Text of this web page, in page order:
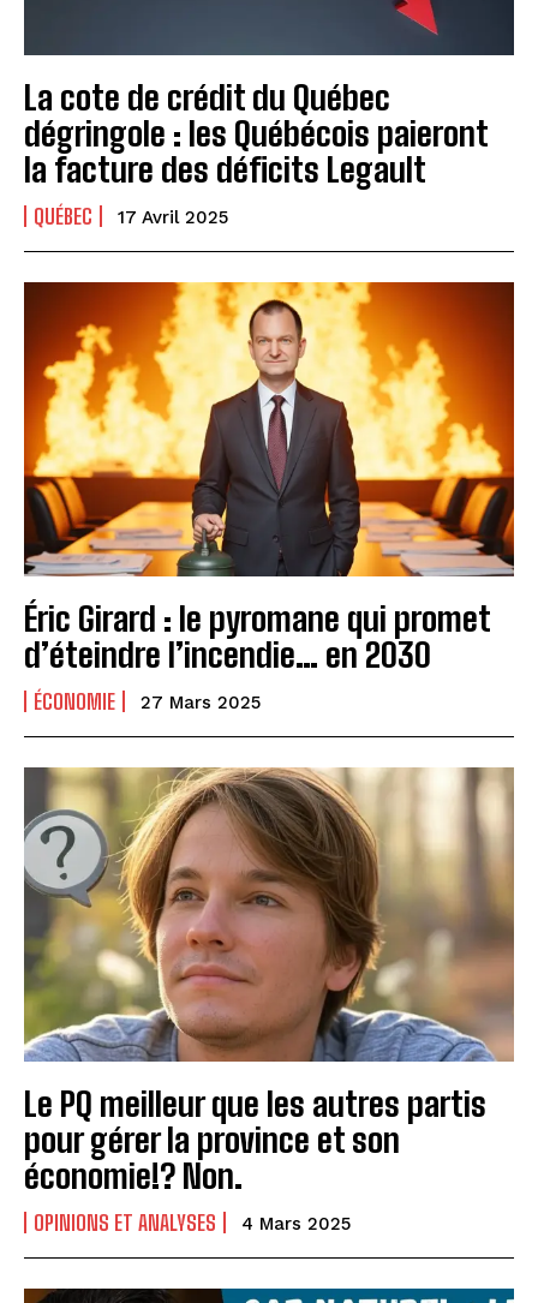
La cote de crédit du Québec
dégringole : les Québécois paieront
la facture des déficits Legault
QUÉBEC 17 Avril 2025
Éric Girard : le pyromane qui promet
d’éteindre l’incendie… en 2030
ÉCONOMIE 27 Mars 2025
Le PQ meilleur que les autres partis
pour gérer la province et son
économie!? Non.
OPINIONS ET ANALYSES 4 Mars 2025